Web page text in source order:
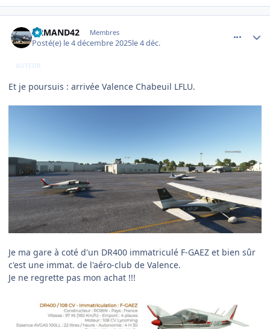
ARMAND42 Membres
Posté(e) le 4 décembre 2025le 4 déc.
AUTEUR
Et je poursuis : arrivée Valence Chabeuil LFLU.
Je ma gare à coté d'un DR400 immatriculé F-GAEZ et bien sûr
c'est une immat. de l'aéro-club de Valence.
Je ne regrette pas mon achat !!!